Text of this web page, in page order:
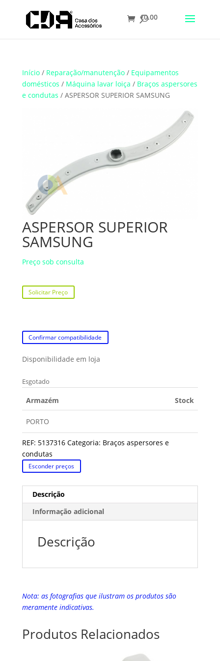
Translate
€0.00
Início/ Reparação/manutenção/ Equipamentos
domésticos / Máquina lavar loiça / Braços aspersores
e condutas / ASPERSOR SUPERIOR SAMSUNG
ASPERSOR SUPERIOR
SAMSUNG
Preço sob consulta
Solicitar Preço
Confirmar compatibilidade
Disponibilidade em loja
Esgotado
Armazém Stock
PORTO
REF: 5137316 Categoria: Braços aspersores e
condutas
Esconder preços
Descrição
Informação adicional
Descrição
Nota: as fotografias que ilustram os produtos são
meramente indicativas.
Produtos Relacionados